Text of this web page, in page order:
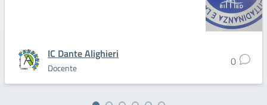
IC Dante Alighieri
Docente 0